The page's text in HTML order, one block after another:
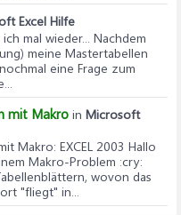
Excel Hilfe
mal wieder... Nachdem
meine Mastertabellen
eine Frage zum
mit Makro in Microsoft
Makro: EXCEL 2003 Hallo
Makro-Problem :cry:
wovon das
"fliegt" in...